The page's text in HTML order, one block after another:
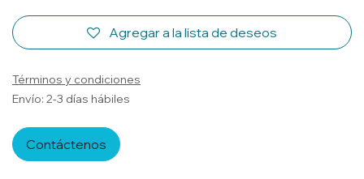
Agregar a la lista de deseos
Términos y condiciones
Envío: 2-3 días hábiles
Contáctenos